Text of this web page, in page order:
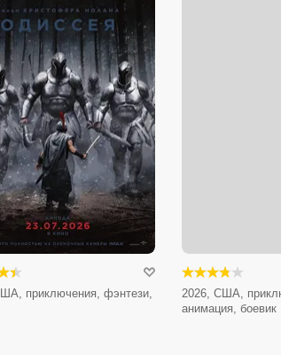
приключения, фэнтези,
2026, США,
анимация, боевик